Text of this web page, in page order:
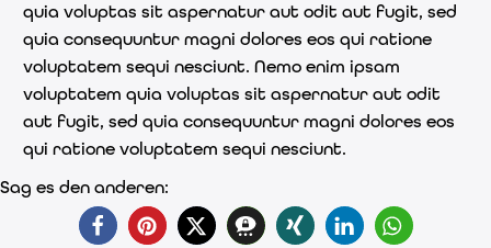
quia voluptas sit aspernatur aut odit aut fugit, sed
quia consequuntur magni dolores eos qui ratione
voluptatem sequi nesciunt. Nemo enim ipsam
voluptatem quia voluptas sit aspernatur aut odit
aut fugit, sed quia consequuntur magni dolores eos
qui ratione voluptatem sequi nesciunt.
Sag es den anderen: